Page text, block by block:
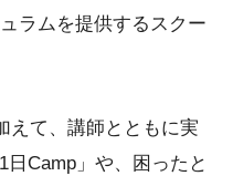
ラムを提供するスクー
えて、講師とともに実
Camp」や、困ったと